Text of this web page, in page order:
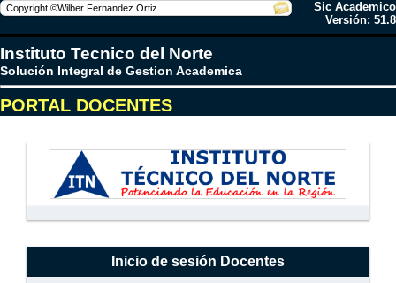
Sic Academico
Versión: 51.8
Instituto Tecnico del Norte
Solución Integral de Gestion Academica
PORTAL DOCENTES
Inicio de sesión Docentes